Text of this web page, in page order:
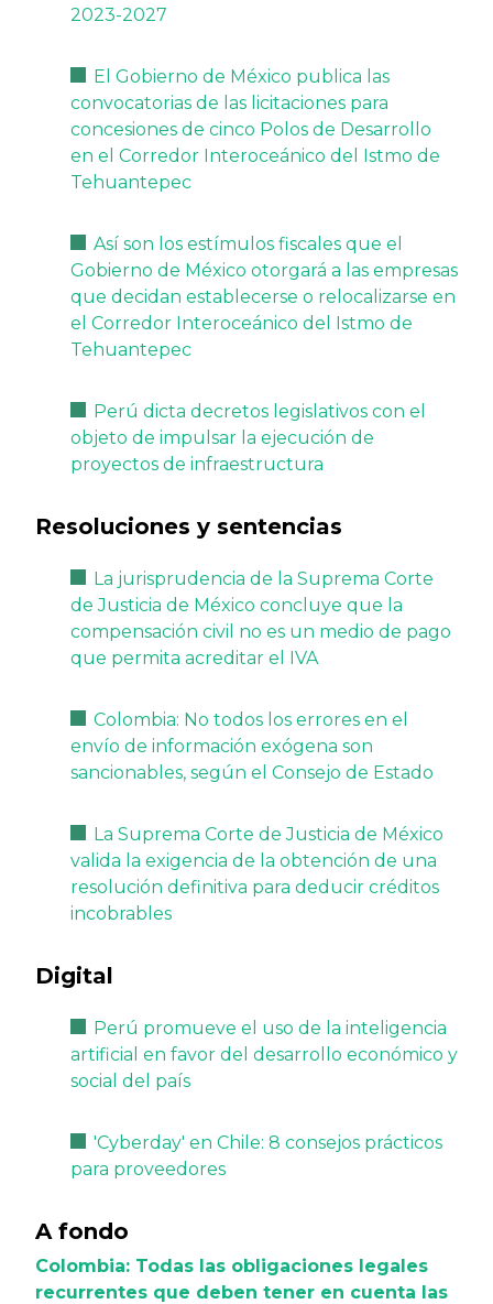
2023-2027
El Gobierno de México publica las
convocatorias de las licitaciones para
concesiones de cinco Polos de Desarrollo
en el Corredor Interoceánico del Istmo de
Tehuantepec
Así son los estímulos fiscales que el
Gobierno de México otorgará a las empresas
que decidan establecerse o relocalizarse en
el Corredor Interoceánico del Istmo de
Tehuantepec
Perú dicta decretos legislativos con el
objeto de impulsar la ejecución de
proyectos de infraestructura
Resoluciones y sentencias
La jurisprudencia de la Suprema Corte
de Justicia de México concluye que la
compensación civil no es un medio de pago
que permita acreditar el IVA
Colombia: No todos los errores en el
envío de información exógena son
sancionables, según el Consejo de Estado
La Suprema Corte de Justicia de México
valida la exigencia de la obtención de una
resolución definitiva para deducir créditos
incobrables
Digital
Perú promueve el uso de la inteligencia
artificial en favor del desarrollo económico y
social del país
'Cyberday' en Chile: 8 consejos prácticos
para proveedores
A fondo
Colombia: Todas las obligaciones legales
recurrentes que deben tener en cuenta las